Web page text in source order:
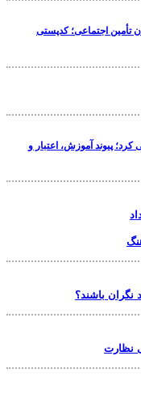
تأمین اجتماعی؛ کدپستی
پیوند آموزش، اعتبار و
نگران باشند؟
نظارت